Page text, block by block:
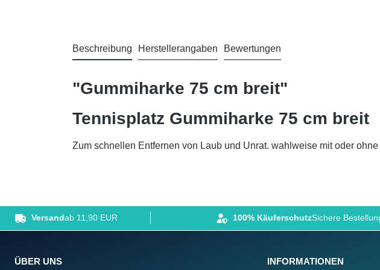
Beschreibung Herstellerangaben Bewertungen
"Gummiharke 75 cm breit"
Tennisplatz Gummiharke 75 cm breit
Zum schnellen Entfernen von Laub und Unrat. wahlweise mit oder
Versandab 11,90 EUR 100% KäuferschutzSichere
ÜBER UNS INFORMATIONEN